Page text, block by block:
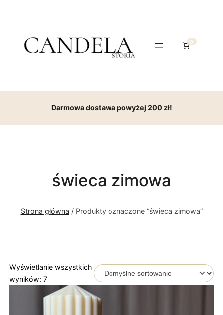
0
Darmowa dostawa powyżej 200 zł!
świeca zimowa
Strona główna / Produkty oznaczone “świeca zimowa”
Wyświetlanie wszystkich
wyników: 7